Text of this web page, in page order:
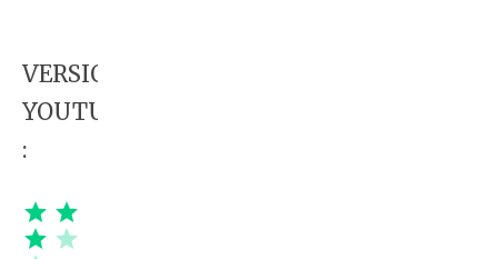
VERSION
YOUTUBE
: